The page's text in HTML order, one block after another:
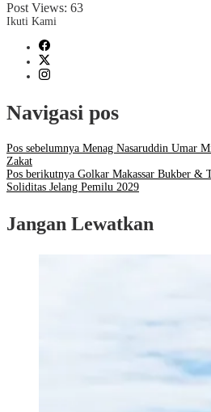
Post Views: 63
Ikuti Kami
Navigasi pos
Pos sebelumnya Menag Nasaruddin Umar
Zakat
Pos berikutnya Golkar Makassar Bukber &
Soliditas Jelang Pemilu 2029
Jangan Lewatkan